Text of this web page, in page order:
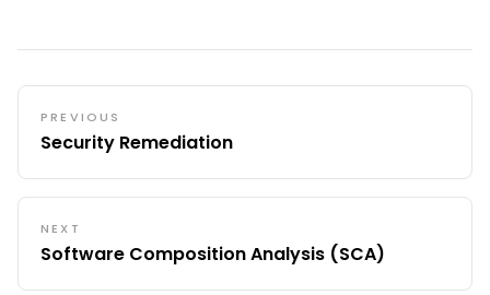
PREVIOUS
Security Remediation
NEXT
Software Composition Analysis (SCA)